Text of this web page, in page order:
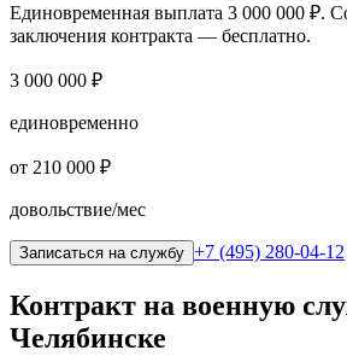
Единовременная выплата 3 000 000 ₽.
заключения контракта — бесплатно.
3 000 000 ₽
единовременно
от 210 000 ₽
довольствие/мес
Записаться на службу +7 (495) 280-04-12
Контракт на военную
Челябинске